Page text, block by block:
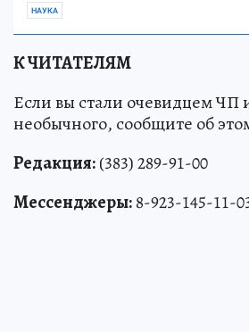
НАУКА
К ЧИТАТЕЛЯМ
Если вы стали очевидцем ЧП
необычного, сообщите об
Редакция:(383) 289-91-00
Мессенджеры:8-923-145-11-